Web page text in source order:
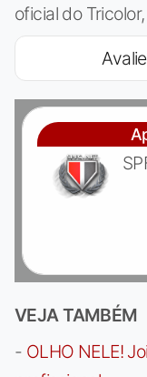
oficial do
VEJA TAMBÉM
- OLHO NELE!